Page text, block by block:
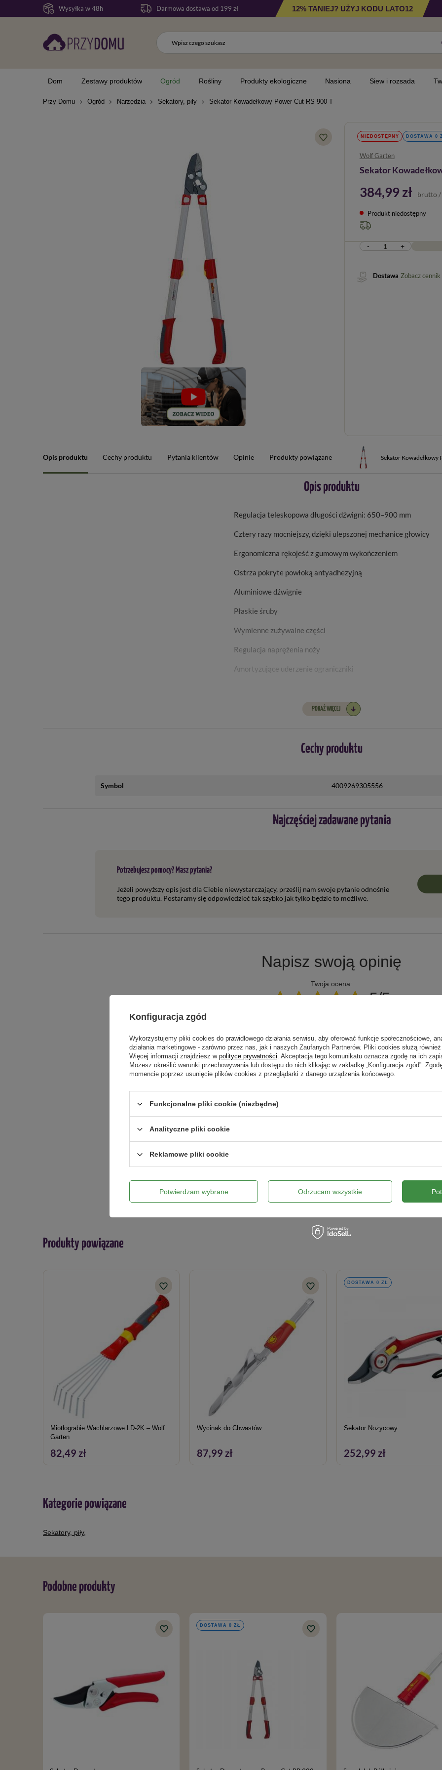
Wysyłka w 48h Darmowa dostawa od 199 zł 12% TANIEJ? UŻYJ KODU LATO12
Dom Zestawy produktów Ogród Rośliny Produkty ekologiczne Nasiona Siew i rozsada
Przy Domu Ogród Narzędzia Sekatory, piły Sekator Kowadełkowy Power Cut RS 900 T
NIEDOSTĘPNY DOSTAWA 0
Wolf Garten
Sekator
384,99 zł brutto /
Produkt niedostępny
- +
Dostawa Zobacz cennik
Opis produktu Cechy produktu Pytania klientów Opinie Produkty powiązane Sekator Kowadełkowy
Opis produktu
Regulacja teleskopowa długości dźwigni: 650–900 mm
Cztery razy mocniejszy, dzięki ulepszonej mechanice głowicy
Ergonomiczna rękojeść z gumowym wykończeniem
Ostrza pokryte powłoką antyadhezyjną
Aluminiowe dźwignie
Płaskie śruby
Wymienne zużywalne części
Regulacja naprężenia noży
Amortyzujące uderzenie ograniczniki
POKAŻ WIĘCEJ
Cechy produktu
Symbol 4009269305556
Najczęściej zadawane pytania
Potrzebujesz pomocy? Masz pytania?
Jeżeli powyższy opis jest dla Ciebie niewystarczający, prześlij nam swoje pytanie odnośnie
tego produktu. Postaramy się odpowiedzieć tak szybko jak tylko będzie to możliwe.
Napisz swoją opinię
Twoja ocena:
5/5
Dodaj własne zdjęcie produktu:
Twoje imię
Wyślij opinię
Produkty powiązane
Miotłograbie Wachlarzowe LD-2K – Wolf
Garten
82,49 zł
Wycinak do Chwastów
87,99 zł
DOSTAWA 0 ZŁ
Sekator Nożycowy
252,99 zł
Kategorie powiązane
Sekatory, piły,
Podobne produkty
DOSTAWA 0 ZŁ
Konfiguracja zgód
Wykorzystujemy pliki cookies do prawidłowego działania serwisu, aby oferować funkcje społecznościowe,
działania marketingowe - zarówno przez nas, jak i naszych Zaufanych Partnerów. Pliki cookies służą
Więcej informacji znajdziesz w polityce prywatności. Akceptacja tego komunikatu oznacza zgodę na ich
Możesz określić warunki przechowywania lub dostępu do nich klikając w zakładkę „Konfiguracja zgód”.
momencie poprzez usunięcie plików cookies z przeglądarki z danego urządzenia końcowego.
Funkcjonalne pliki cookie (niezbędne)
Analityczne pliki cookie
Reklamowe pliki cookie
Potwierdzam wybrane Odrzucam wszystkie